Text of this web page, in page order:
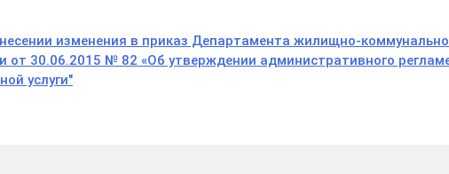
изменения в приказ Департамента жилищно-
от 30.06.2015 № 82 «Об утверждении административного
услуги"